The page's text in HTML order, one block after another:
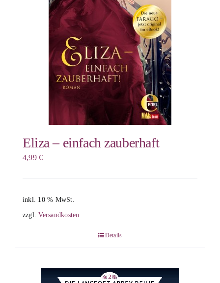
Eliza – einfach zauberhaft
4,99€
inkl. 10 % MwSt.
zzgl.Versandkosten
Details